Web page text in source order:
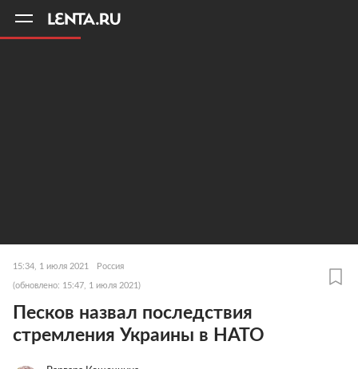
15:34, 1 июля 2021 Россия
(обновлено: 15:47, 1 июля 2021)
Песков назвал последствия
стремления Украины в НАТО